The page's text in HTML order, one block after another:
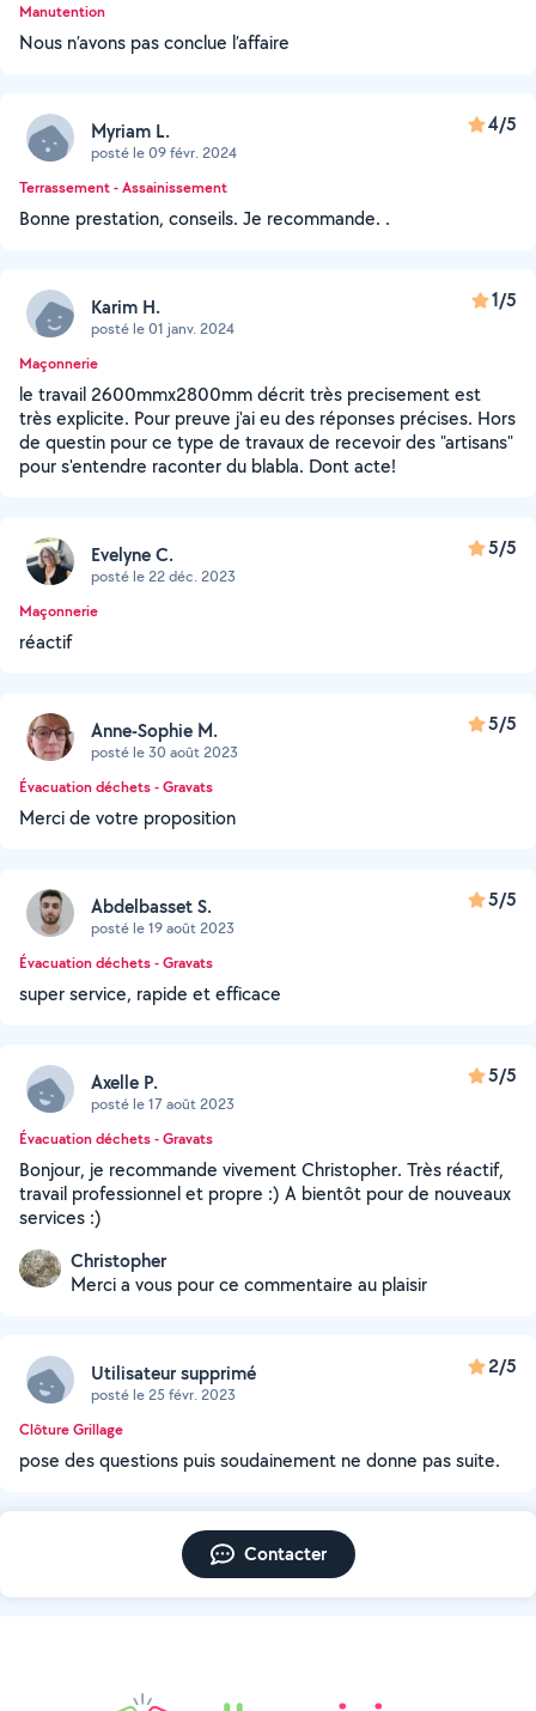
Manutention
Nous n’avons pas conclue l’affaire
Myriam L.
posté le 09 févr. 2024
4/5
Terrassement - Assainissement
Bonne prestation, conseils. Je recommande. .
Karim H.
posté le 01 janv. 2024
1/5
Maçonnerie
le travail 2600mmx2800mm décrit très precisement est
très explicite. Pour preuve j'ai eu des réponses précises. Hors
de questin pour ce type de travaux de recevoir des "artisans"
pour s'entendre raconter du blabla. Dont acte!
Evelyne C.
posté le 22 déc. 2023
5/5
Maçonnerie
réactif
Anne-Sophie M.
posté le 30 août 2023
5/5
Évacuation déchets - Gravats
Merci de votre proposition
Abdelbasset S.
posté le 19 août 2023
5/5
Évacuation déchets - Gravats
super service, rapide et efficace
Axelle P.
posté le 17 août 2023
5/5
Évacuation déchets - Gravats
Bonjour, je recommande vivement Christopher. Très réactif,
travail professionnel et propre :) A bientôt pour de nouveaux
services :)
Christopher
Merci a vous pour ce commentaire au plaisir
Utilisateur supprimé
posté le 25 févr. 2023
2/5
Clôture Grillage
pose des questions puis soudainement ne donne pas suite.
Contacter